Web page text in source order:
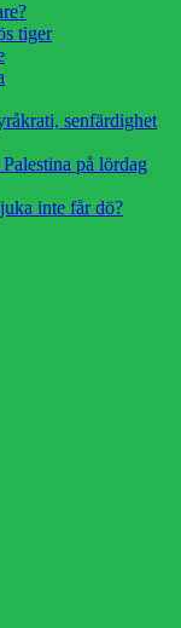
tiger
senfärdighet
på lördag
inte får dö?